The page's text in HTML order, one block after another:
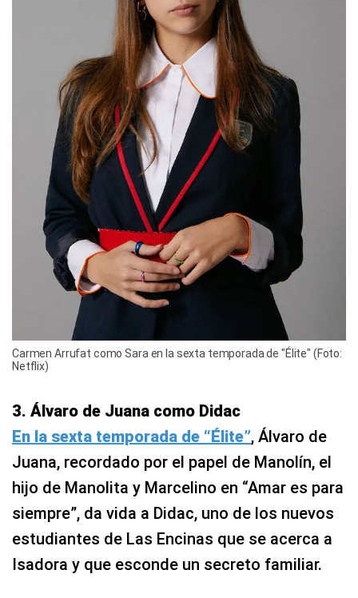
Carmen Arrufat como Sara en la sexta temporada de "Élite" (Foto:
Netflix)
3. Álvaro de Juana como Didac
En la sexta temporada de “Élite”, Álvaro de
Juana, recordado por el papel de Manolín, el
hijo de Manolita y Marcelino en “Amar es para
siempre”, da vida a Didac, uno de los nuevos
estudiantes de Las Encinas que se acerca a
Isadora y que esconde un secreto familiar.